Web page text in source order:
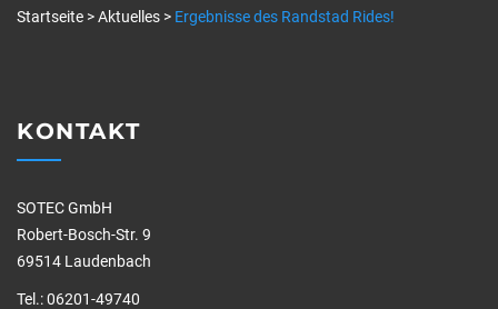
Startseite >Aktuelles > Ergebnisse des Randstad Rides!
KONTAKT
SOTEC GmbH
Robert-Bosch-Str. 9
69514 Laudenbach
Tel.: 06201-49740